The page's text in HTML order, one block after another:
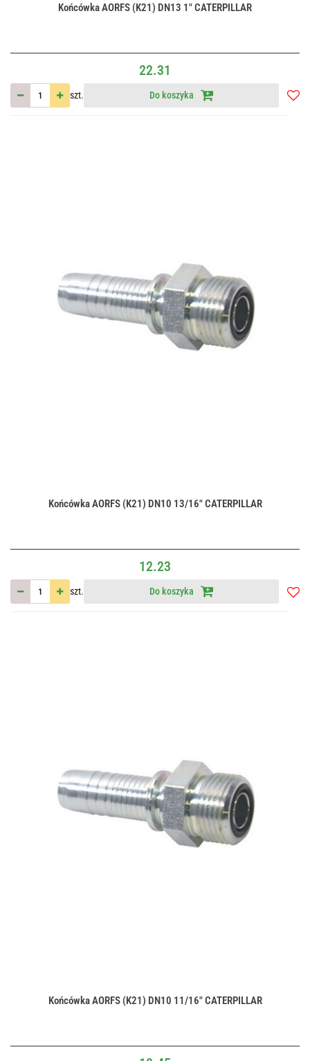
Końcówka AORFS (K21) DN13 1" CATERPILLAR
22.31
szt. Do koszyka
Końcówka AORFS (K21) DN10 13/16" CATERPILLAR
12.23
szt. Do koszyka
Końcówka AORFS (K21) DN10 11/16" CATERPILLAR